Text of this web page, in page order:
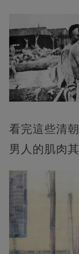
看完這些清
男人的肌肉